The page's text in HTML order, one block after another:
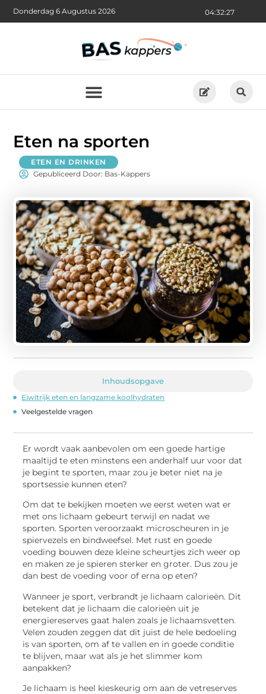
04:32:27
Donderdag 6 Augustus 2026
Eten na sporten
ETEN EN DRINKEN
Gepubliceerd Door: Bas-Kappers
Inhoudsopgave
Eiwitrijk eten en langzame koolhydraten
Veelgestelde vragen
Er wordt vaak aanbevolen om een goede hartige
maaltijd te eten minstens een anderhalf uur voor dat
je begint te sporten, maar zou je beter niet na je
sportsessie kunnen eten?
Om dat te bekijken moeten we eerst weten wat er
met ons lichaam gebeurt terwijl en nadat we
sporten. Sporten veroorzaakt microscheuren in je
spiervezels en bindweefsel. Met rust en goede
voeding bouwen deze kleine scheurtjes zich weer op
en maken ze je spieren sterker en groter. Dus zou je
dan best de voeding voor of erna op eten?
Wanneer je sport, verbrandt je lichaam calorieën. Dit
betekent dat je lichaam die calorieën uit je
energiereserves gaat halen zoals je lichaamsvetten.
Velen zouden zeggen dat dit juist de hele bedoeling
is van sporten, om af te vallen en in goede conditie
te blijven, maar wat als je het slimmer kom
aanpakken?
Je lichaam is heel kieskeurig om aan de vetreserves